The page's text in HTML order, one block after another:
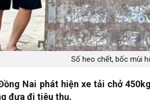
Số heo chết, bốc mùi
Nai phát hiện xe tải chở
đưa đi tiêu thụ.